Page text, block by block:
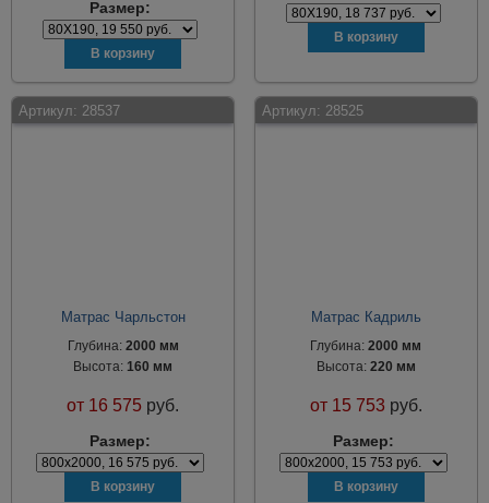
Размер:
Артикул: 28537
Матрас Чарльстон
Глубина: 2000 мм
Высота:160 мм
от 16 575 руб.
Размер:
Артикул: 28525
Матрас Кадриль
Глубина:2000 мм
Высота: 220 мм
от15 753 руб.
Размер: